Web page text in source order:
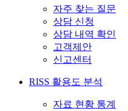
자주 찾는 질문
상담 신청
상담 내역 확인
고객제안
신고센터
RISS 활용도 분석
자료 현황 통계